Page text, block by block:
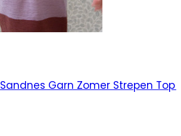
Garn Zomer Strepen